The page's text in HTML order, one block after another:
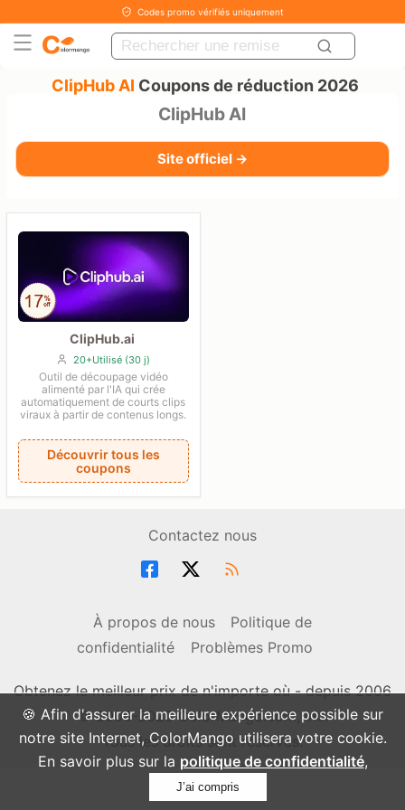
🍪 Afin d'assurer la meilleure expérience possible sur
notre site Internet, ColorMango utilisera votre cookie.
En savoir plus sur la politique de confidentialité,
J’ai compris
Codes promo vérifiés uniquement
ClipHub AI Coupons de réduction 2026
ClipHub AI
Site officiel →
ClipHub.ai
20+Utilisé (30 j)
Outil de découpage vidéo
alimenté par l'IA qui crée
automatiquement de courts clips
viraux à partir de contenus longs.
Découvrir tous les
coupons
Contactez nous
À propos de nous
Politique de
confidentialité
Problèmes Promo
Obtenez le meilleur prix de n'importe où - depuis 2006
© 2006-2026 ColorMango.com, Inc.
Tous les droits sont réservés.